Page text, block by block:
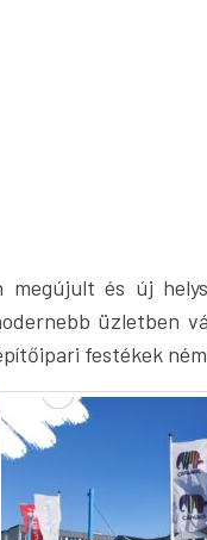
és új
üzletben
festékek